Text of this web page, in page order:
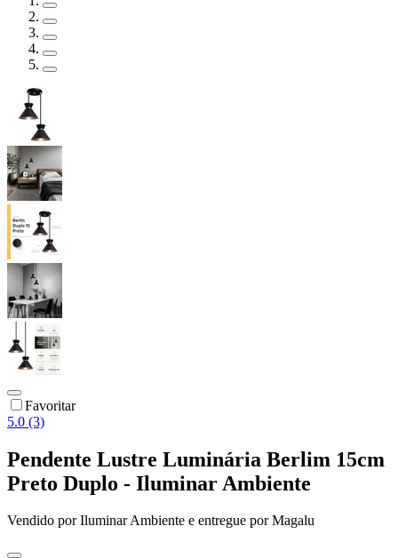
Favoritar
5.0 (3)
Pendente Lustre Luminária Berlim 15cm
Preto Duplo - Iluminar Ambiente
Vendido porIluminar Ambiente e entregue por Magalu